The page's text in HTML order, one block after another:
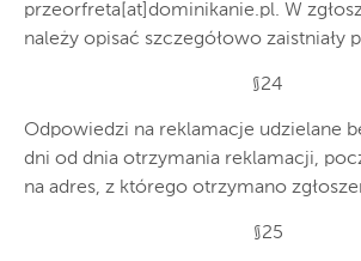
przeorfreta[at]dominikanie.pl. W
należy opisać szczegółowo zaistniały
§24
Odpowiedzi na reklamacje udzielane
dni od dnia otrzymania reklamacji,
na adres, z którego otrzymano
§25